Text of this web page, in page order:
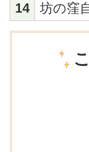
14
坊の窪